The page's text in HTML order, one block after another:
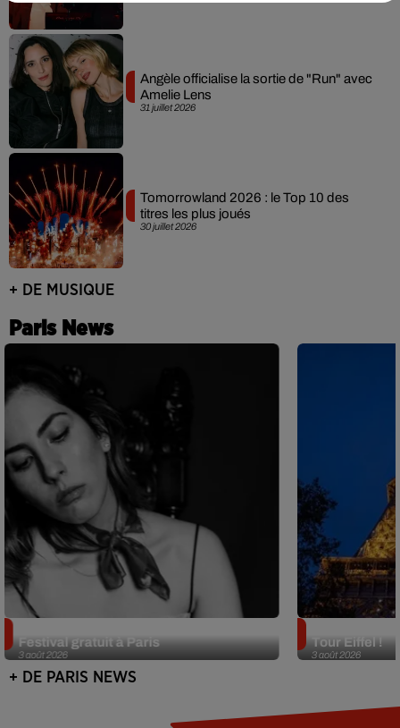
31 juillet 2026
Angèle officialise la sortie de "Run" avec
Amelie Lens
30 juillet 2026
Tomorrowland 2026 : le Top 10 des
titres les plus joués
+ DE MUSIQUE
Paris News
3 août 2026
Festival gratuit à Paris
3 août 2026
Tour Eiffel !
+ DE PARIS NEWS